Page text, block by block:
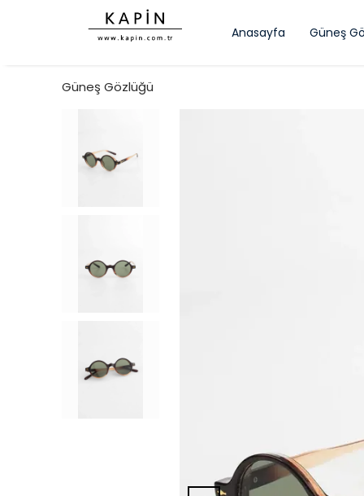
Anasayfa Güneş
Güneş Gözlüğü